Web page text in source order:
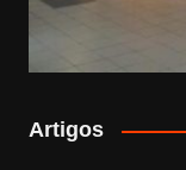
Artigos